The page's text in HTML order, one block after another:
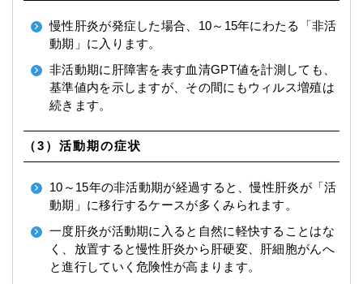
慢性肝炎が発症した場合、10～15年にわたる「非活
動期」に入ります。
非活動期に肝障害を表す血清GPT値を計測しても、
基準値内を示しますが、その間にもウィルス増殖は
続きます。
（3）活動期の症状
10～15年の非活動期が経過すると、慢性肝炎が「活
動期」に移行するケースが多くみられます。
一度肝炎が活動期に入ると自然に軽快することはな
く、放置すると慢性肝炎から肝硬変、肝細胞がんへ
と進行していく危険性が高まります。